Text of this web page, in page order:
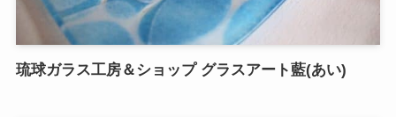
琉球ガラス工房＆ショップ グラスアート藍(あい)